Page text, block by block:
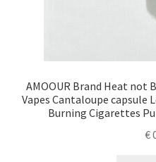
AMOOUR Brand Heat
Vapes Cantaloupe capsule
Burning Cigarettes
€